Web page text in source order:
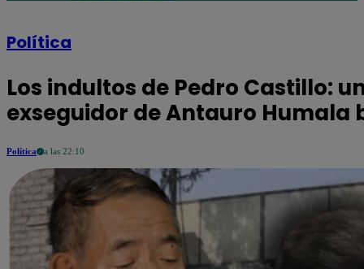
Política
Los indultos de Pedro Castillo:
exseguidor de Antauro Humala
Política a las 22:10